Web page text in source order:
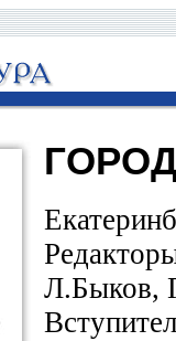
Л.Быков,